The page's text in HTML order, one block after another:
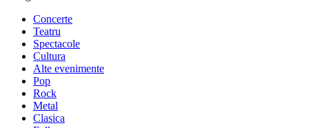
Concerte
Teatru
Spectacole
Cultura
Alte evenimente
Pop
Rock
Metal
Clasica